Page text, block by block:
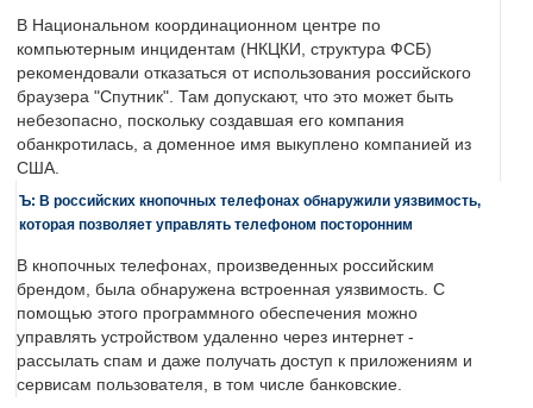
В Национальном координационном центре по
компьютерным инцидентам (НКЦКИ, структура ФСБ)
рекомендовали отказаться от использования российского
браузера "Спутник". Там допускают, что это может быть
небезопасно, поскольку создавшая его компания
обанкротилась, а доменное имя выкуплено компанией из
США.
Ъ: В российских кнопочных телефонах обнаружили уязвимость,
которая позволяет управлять телефоном посторонним
В кнопочных телефонах, произведенных российским
брендом, была обнаружена встроенная уязвимость. С
помощью этого программного обеспечения можно
управлять устройством удаленно через интернет -
рассылать спам и даже получать доступ к приложениям и
сервисам пользователя, в том числе банковские.